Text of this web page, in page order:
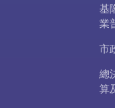
基
業
市
總
算